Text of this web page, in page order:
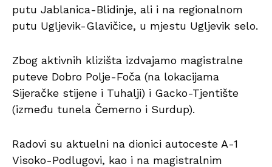
putu Jablanica-Blidinje, ali i na regionalnom
putu Ugljevik-Glavičice, u mjestu Ugljevik selo.
Zbog aktivnih klizišta izdvajamo magistralne
puteve Dobro Polje-Foča (na lokacijama
Sijeračke stijene i Tuhalji) i Gacko-Tjentište
(između tunela Čemerno i Surdup).
Radovi su aktuelni na dionici autoceste A-1
Visoko-Podlugovi, kao i na magistralnim